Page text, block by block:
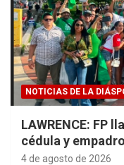
NOTICIAS DE LA
LAWRENCE: FP
cédula y
4 de agosto de 2026